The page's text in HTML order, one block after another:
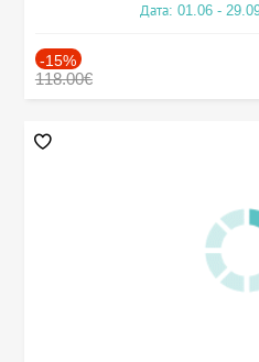
Дата: 01.06 -
-15%
118.00€